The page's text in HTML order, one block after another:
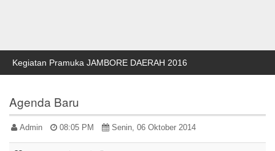
Kegiatan Pramuka JAMBORE DAERAH 2016
Agenda Baru
Admin 08:05 PM Senin, 06 Oktober 2014